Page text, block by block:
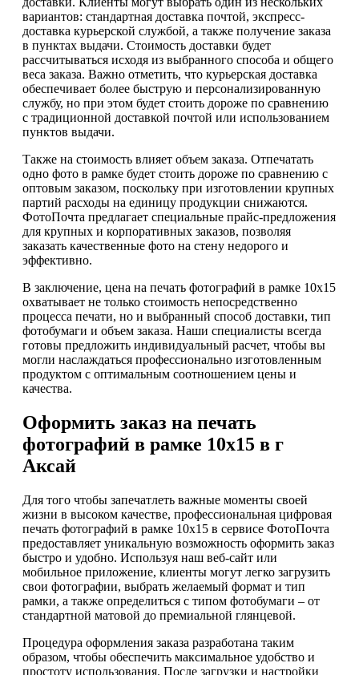
вариантов: стандартная доставка почтой, экспресс-
доставка курьерской службой, а также получение заказа
в пунктах выдачи. Стоимость доставки будет
рассчитываться исходя из выбранного способа и общего
веса заказа. Важно отметить, что курьерская доставка
обеспечивает более быструю и персонализированную
службу, но при этом будет стоить дороже по сравнению
с традиционной доставкой почтой или использованием
пунктов выдачи.
Также на стоимость влияет объем заказа. Отпечатать
одно фото в рамке будет стоить дороже по сравнению с
оптовым заказом, поскольку при изготовлении крупных
партий расходы на единицу продукции снижаются.
ФотоПочта предлагает специальные прайс-предложения
для крупных и корпоративных заказов, позволяя
заказать качественные фото на стену недорого и
эффективно.
В заключение, цена на печать фотографий в рамке 10х15
охватывает не только стоимость непосредственно
процесса печати, но и выбранный способ доставки, тип
фотобумаги и объем заказа. Наши специалисты всегда
готовы предложить индивидуальный расчет, чтобы вы
могли наслаждаться профессионально изготовленным
продуктом с оптимальным соотношением цены и
качества.
Оформить заказ на печать
фотографий в рамке 10х15 в г
Аксай
Для того чтобы запечатлеть важные моменты своей
жизни в высоком качестве, профессиональная цифровая
печать фотографий в рамке 10х15 в сервисе ФотоПочта
предоставляет уникальную возможность оформить заказ
быстро и удобно. Используя наш веб-сайт или
мобильное приложение, клиенты могут легко загрузить
свои фотографии, выбрать желаемый формат и тип
рамки, а также определиться с типом фотобумаги – от
стандартной матовой до премиальной глянцевой.
Процедура оформления заказа разработана таким
образом, чтобы обеспечить максимальное удобство и
простоту использования. После загрузки и настройки